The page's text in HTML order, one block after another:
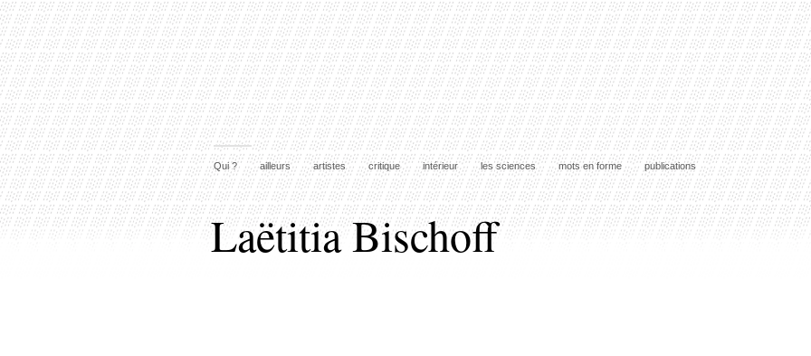
Qui ? ailleurs artistes critique intérieur les sciences mots en forme publications
Laëtitia Bischoff